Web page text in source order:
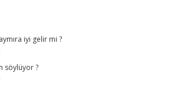
iyi gelir mi ?
söylüyor ?